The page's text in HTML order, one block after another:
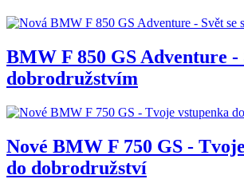
BMW F 850 GS Adventure -
dobrodružstvím
Nové BMW F 750 GS -
do dobrodružství